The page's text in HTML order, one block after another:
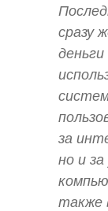
сразу
деньги
за
но и
также